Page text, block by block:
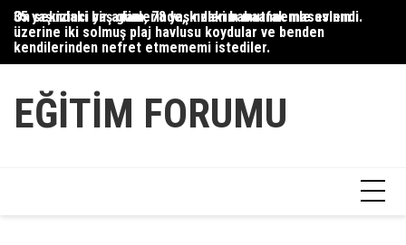
Skip
content
35 yaşındaki bir adam, 78 yaşındaki babaannemle evlendi.
On sekizinci yaş günlerinde, kızlarım mutfak masasının
üzerine iki solmuş plaj havlusu koydular ve benden
kendilerinden nefret etmememi istediler.
EĞITIM FORUMU